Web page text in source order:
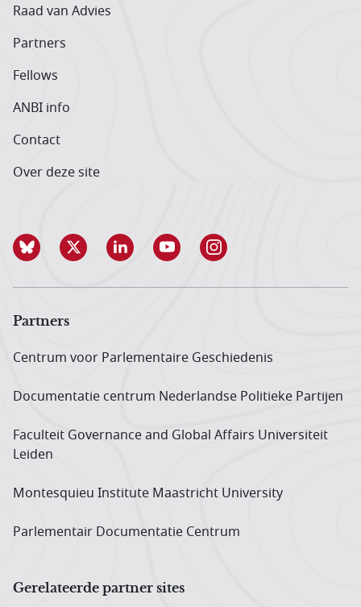
Raad van Advies
Partners
Fellows
ANBI info
Contact
Over deze site
Partners
Centrum voor Parlementaire Geschiedenis
Documentatie centrum Neder­landse Politieke Partijen
Faculteit Governance and Global Affairs Universiteit
Leiden
Montesquieu Institute Maastricht University
Parlementair Documentatie Centrum
Gerelateerde partner sites